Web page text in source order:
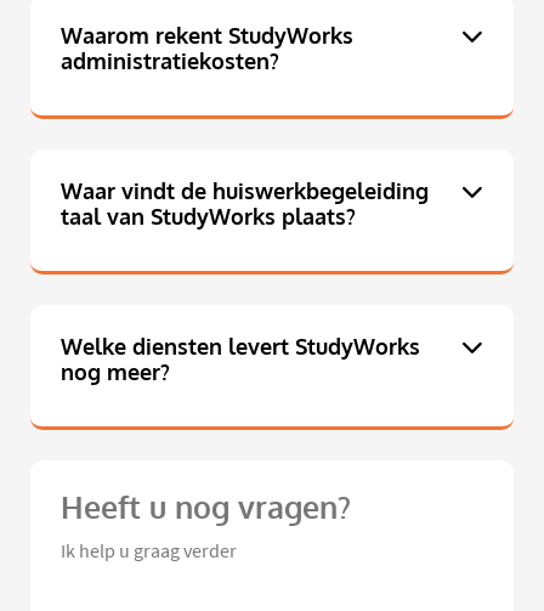
Waarom rekent StudyWorks
administratiekosten?
Waar vindt de huiswerkbegeleiding
taal van StudyWorks plaats?
Welke diensten levert StudyWorks
nog meer?
Heeft u nog vragen?
Ik help u graag verder